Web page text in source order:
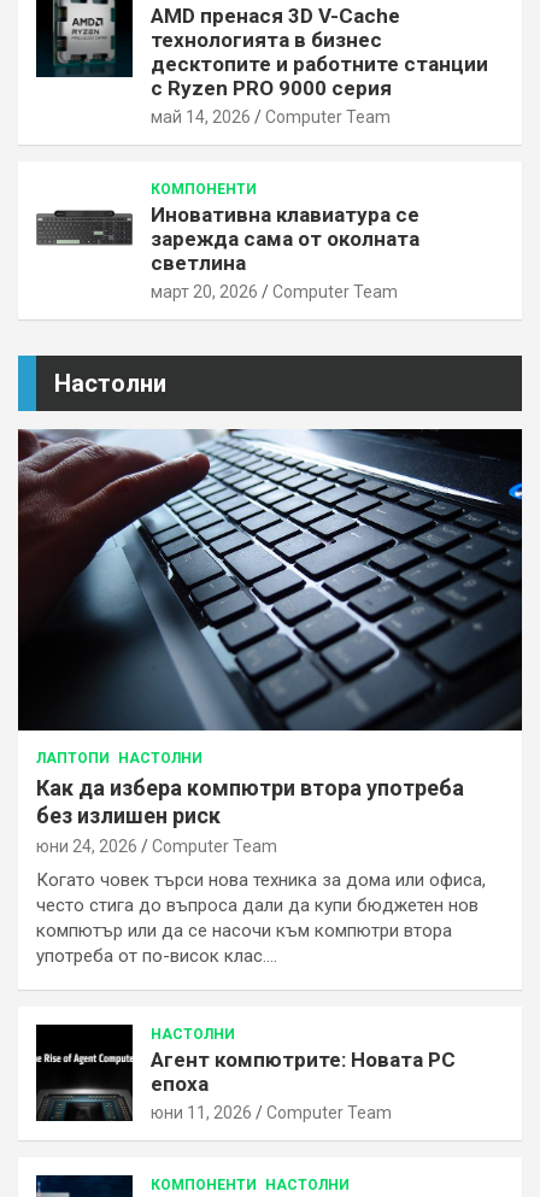
AMD пренася 3D V-Cache
технологията в бизнес
десктопите и работните станции
с Ryzen PRO 9000 серия
май 14, 2026 Computer Team
КОМПОНЕНТИ
Иновативна клавиатура се
зарежда сама от околната
светлина
март 20, 2026 Computer Team
Настолни
ЛАПТОПИ НАСТОЛНИ
Как да избера компютри втора употреба
без излишен риск
юни 24, 2026 Computer Team
Когато човек търси нова техника за дома или офиса,
често стига до въпроса дали да купи бюджетен нов
компютър или да се насочи към компютри втора
употреба от по-висок клас.…
НАСТОЛНИ
Агент компютрите: Новата РС
епоха
юни 11, 2026 Computer Team
КОМПОНЕНТИ НАСТОЛНИ